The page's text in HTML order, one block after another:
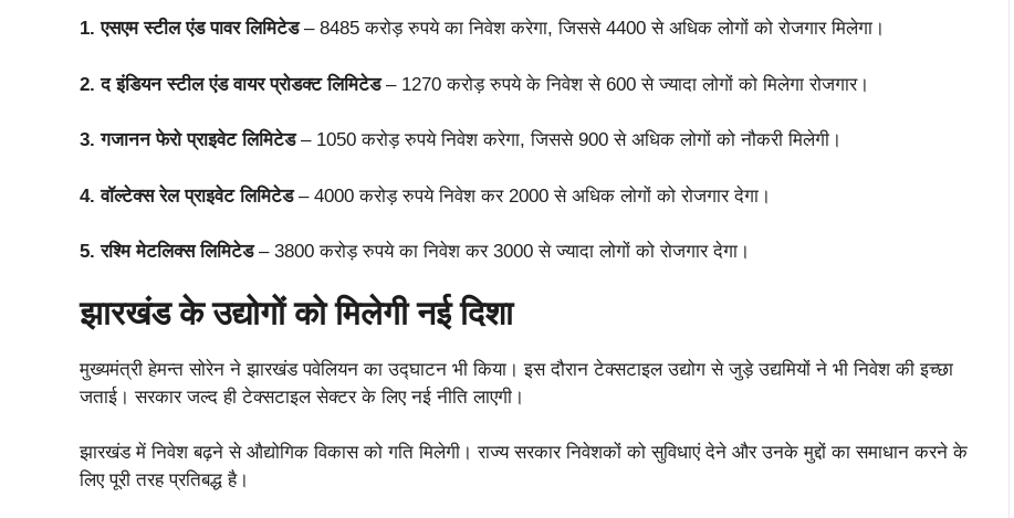
1. एसएम स्टील एंड पावर लिमिटेड– 8485 करोड़ रुपये का निवेश करेगा, जिससे 4400 से अधिक लोगों को रोजगार मिलेगा।
2. द इंडियन स्टील एंड वायर प्रोडक्ट लिमिटेड– 1270 करोड़ रुपये के निवेश से 600 से ज्यादा लोगों को मिलेगा रोजगार।
3. गजानन फेरो प्राइवेट लिमिटेड– 1050 करोड़ रुपये निवेश करेगा, जिससे 900 से अधिक लोगों को नौकरी मिलेगी।
4. वॉल्टेक्स रेल प्राइवेट लिमिटेड– 4000 करोड़ रुपये निवेश कर 2000 से अधिक लोगों को रोजगार देगा।
5. रश्मि मेटलिक्स लिमिटेड– 3800 करोड़ रुपये का निवेश कर 3000 से ज्यादा लोगों को रोजगार देगा।
झारखंड के उद्योगों को मिलेगी नई दिशा
मुख्यमंत्री हेमन्त सोरेन ने झारखंड पवेलियन का उद्घाटन भी किया। इस दौरान टेक्सटाइल उद्योग से जुड़े उद्यमियों ने भी निवेश की इच्छा
जताई। सरकार जल्द ही टेक्सटाइल सेक्टर के लिए नई नीति लाएगी।
झारखंड में निवेश बढ़ने से औद्योगिक विकास को गति मिलेगी। राज्य सरकार निवेशकों को सुविधाएं देने और उनके मुद्दों का समाधान करने के
लिए पूरी तरह प्रतिबद्ध है।